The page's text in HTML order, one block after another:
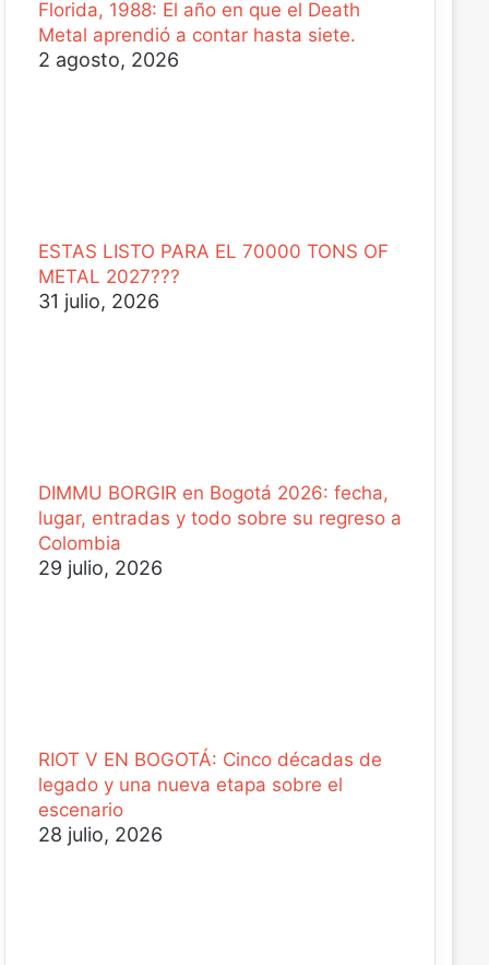
Florida, 1988: El año en que el Death
Metal aprendió a contar hasta siete.
2 agosto, 2026
ESTAS LISTO PARA EL 70000 TONS OF
METAL 2027???
31 julio, 2026
DIMMU BORGIR en Bogotá 2026: fecha,
lugar, entradas y todo sobre su regreso a
Colombia
29 julio, 2026
RIOT V EN BOGOTÁ: Cinco décadas de
legado y una nueva etapa sobre el
escenario
28 julio, 2026